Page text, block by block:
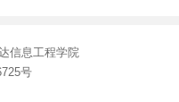
信息工程学院
号